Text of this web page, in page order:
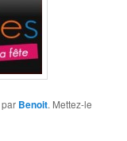
par Benoit. Mettez-le